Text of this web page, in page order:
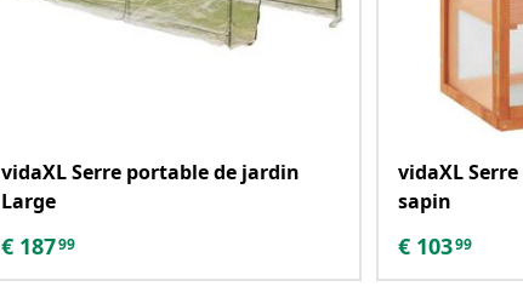
vidaXL Serre portable de jardin
Large
€ 18799
vidaXL
sapin
€ 10399